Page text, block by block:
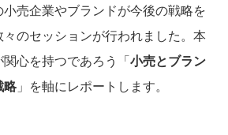
売企業やブランドが今後の戦略を
のセッションが行われました。本
心を持つであろう「小売とブラン
略」を軸にレポートします。